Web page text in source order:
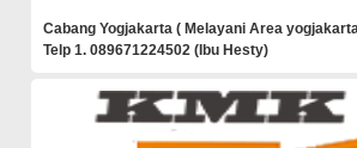
Cabang Yogjakarta ( Melayani Area
Telp 1. 089671224502 (Ibu Hesty)